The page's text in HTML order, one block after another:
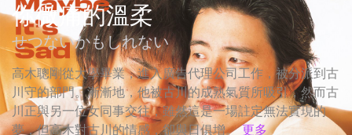
你微痛的溫柔
せつないかもしれない
高木聰剛從大學畢業，進入廣告代理公司工作，被分派到古
川守的部門。漸漸地，他被古川的成熟氣質所吸引，然而古
川正與另一位女同事交往，雖然這是一場註定無法實現的
夢，但高木對古川的情感，卻與日俱增。 更多